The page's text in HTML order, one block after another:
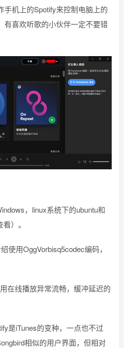
手机上的Spotify来控制电脑上的
有喜欢听歌的小伙伴一定不要错
，linux系统下的ubuntu和
）。
使用OggVorbisq5codec编码，
在线播放异常流畅，缓冲延迟的
是iTunes的变种，一点也不过
相似的用户界面，但相对